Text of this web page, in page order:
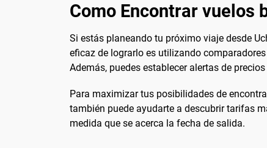
Como Encontrar vuelos
Si estás planeando tu próximo viaje desde
eficaz de lograrlo es utilizando
Además, puedes establecer alertas de
Para maximizar tus posibilidades de
también puede ayudarte a descubrir tarifas
medida que se acerca la fecha de salida.